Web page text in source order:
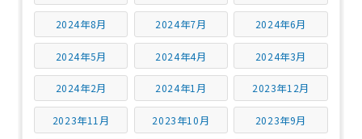
2024年8月 2024年7月 2024年6月
2024年5月 2024年4月 2024年3月
2024年2月 2024年1月 2023年12月
2023年11月 2023年10月 2023年9月